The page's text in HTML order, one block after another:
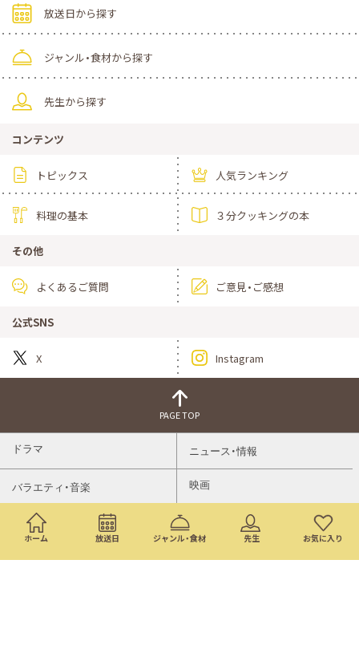
ホーム 放送日 ジャンル・食材 先生 お気に入り
放送日から探す
ジャンル・食材から探す
先生から探す
コンテンツ
トピックス 人気ランキング
料理の基本 ３分クッキングの本
その他
よくあるご質問 ご意見・ご感想
公式SNS
X Instagram
PAGE TOP
ドラマ ニュース・情報
バラエティ・音楽 映画
スポーツ アニメ